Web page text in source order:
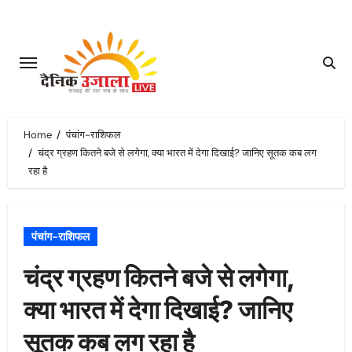
content
Home
पंचांग-राशिफल
चंद्र ग्रहण कितने बजे से लगेगा, क्या भारत में देगा दिखाई? जानिए सूतक कब लग
रहा है
पंचांग-राशिफल
चंद्र ग्रहण कितने बजे से लगेगा,
क्या भारत में देगा दिखाई? जानिए
सूतक कब लग रहा है